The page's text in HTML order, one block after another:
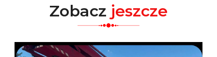
Zobacz jeszcze